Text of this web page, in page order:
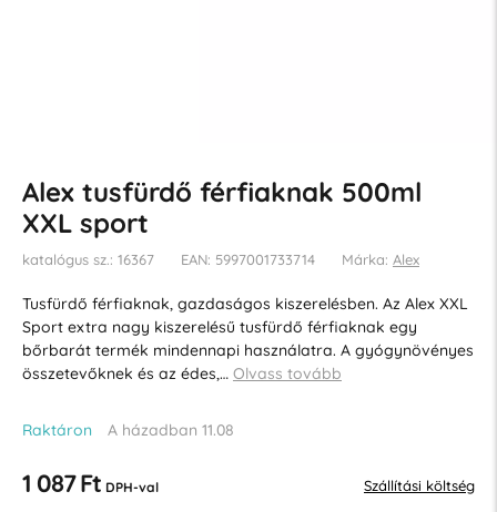
Alex tusfürdő férfiaknak 500ml
XXL sport
katalógus sz.: 16367 EAN: 5997001733714 Márka: Alex
Tusfürdő férfiaknak, gazdaságos kiszerelésben. Az Alex XXL
Sport extra nagy kiszerelésű tusfürdő férfiaknak egy
bőrbarát termék mindennapi használatra. A gyógynövényes
összetevőknek és az édes,… Olvass tovább
Raktáron A házadban 11.08
1 087 Ft DPH-val Szállítási költség